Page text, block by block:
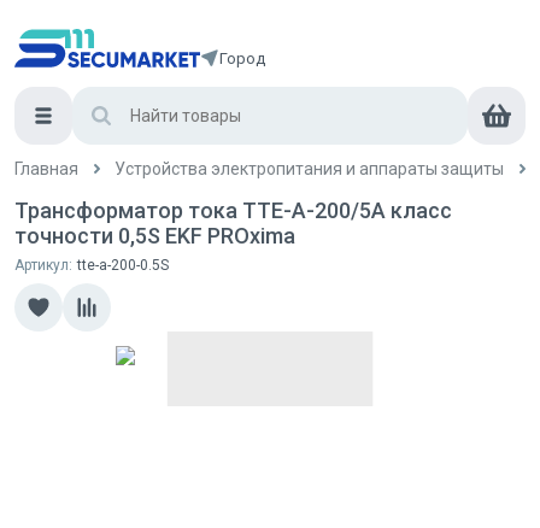
Город
Главная Устройства электропитания и аппараты защиты
Трансформатор тока ТТЕ-А-200/5А класс
точности 0,5S EKF PROxima
Артикул: tte-a-200-0.5S